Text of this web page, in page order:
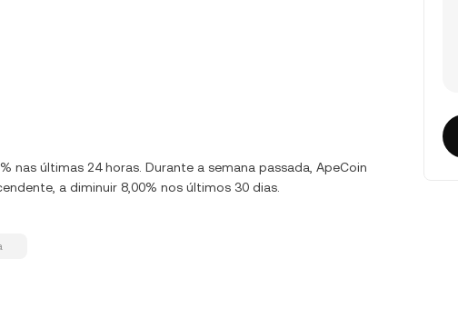
nas últimas 24 horas. Durante a semana passada, ApeCoin
a diminuir 8,00% nos últimos 30 dias.